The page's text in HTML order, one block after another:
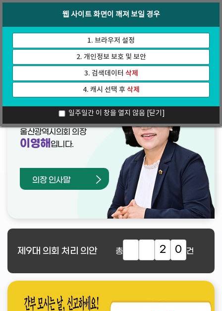
가
기
인터넷방송
웹 사이트 화면이 깨져 보일 경우
1. 브라우저 설정
2. 개인정보 보호 및 보안
3. 검색데이터 삭제
4. 캐시 선택 후삭제
일주일간 이 창을 열지 않음 [닫기]
열린의장실
울산광역시의회 의장
이영해 입니다.
의장 인사말
제9대 의회 처리 의안 총 2 0 건